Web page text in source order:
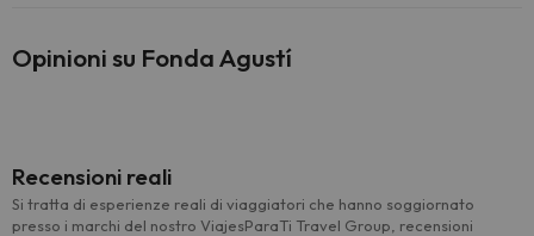
Opinioni su Fonda Agustí
Recensioni reali
Si tratta di esperienze reali di viaggiatori che hanno soggiornato
presso i marchi del nostro ViajesParaTi Travel Group, recensioni